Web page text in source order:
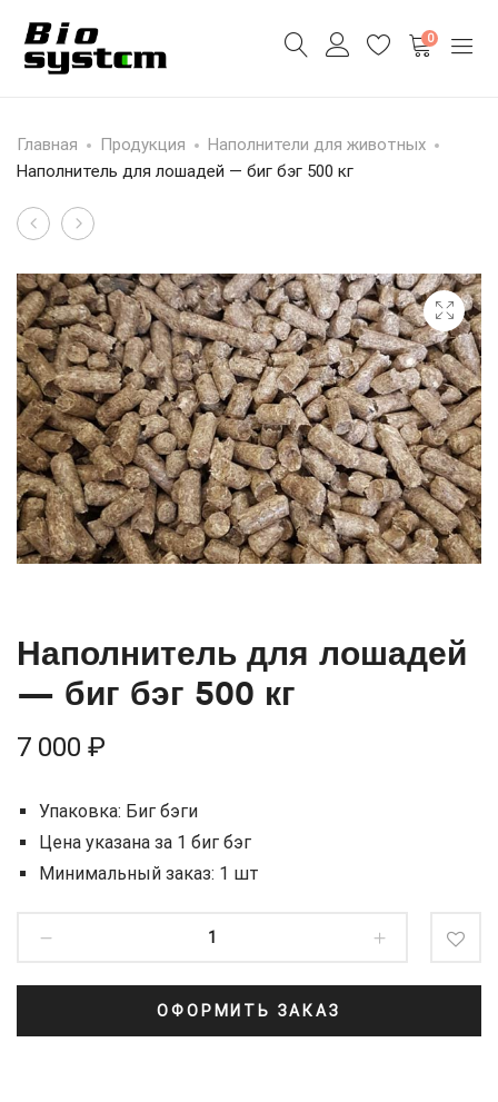
0
Главная Продукция
Наполнители для животных
Наполнитель для лошадей — биг бэг 500 кг
Product
navigation
Наполнитель
лошадей
(премиум)
—
мешок
15
кг
Древесная
—
мешок
35
кг
Наполнитель для лошадей
— биг бэг 500 кг
7 000 ₽
Упаковка: Биг бэги
Цена указана за 1 биг бэг
Минимальный заказ: 1 шт
ОФОРМИТЬ ЗАКАЗ